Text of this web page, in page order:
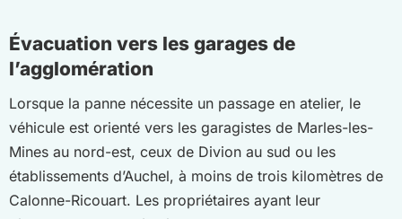
Évacuation vers les garages de
l’agglomération
Lorsque la panne nécessite un passage en atelier, le
véhicule est orienté vers les garagistes de Marles-les-
Mines au nord-est, ceux de Divion au sud ou les
établissements d’Auchel, à moins de trois kilomètres de
Calonne-Ricouart. Les propriétaires ayant leur